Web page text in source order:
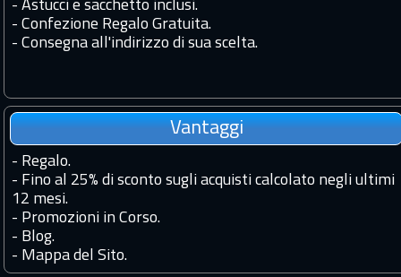
- Astucci e sacchetto inclusi.
- Confezione Regalo Gratuita.
- Consegna all'indirizzo di sua scelta.
Vantaggi
- Regalo.
- Fino al 25% di sconto sugli acquisti calcolato negli ultimi
12 mesi.
- Promozioni in Corso.
- Blog.
- Mappa del Sito.